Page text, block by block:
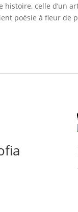
celle d’un
poésie à fleur de